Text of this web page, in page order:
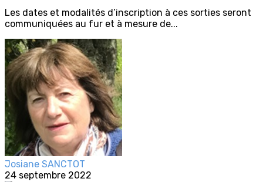
Les dates et modalités d’inscription à ces sorties seront
communiquées au fur et à mesure de...
Josiane SANCTOT
24 septembre 2022